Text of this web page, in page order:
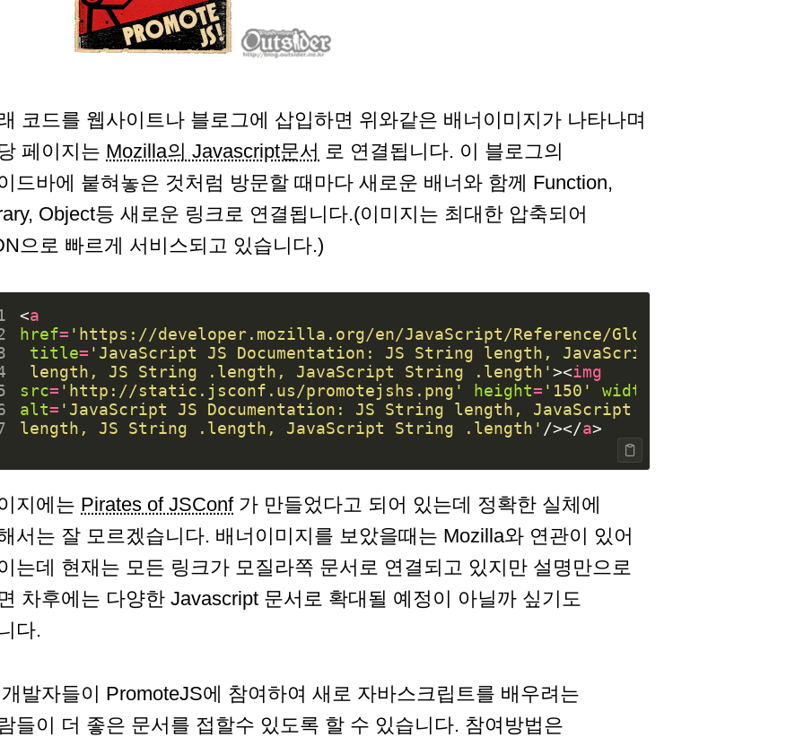
코드를 웹사이트나 블로그에 삽입하면 위와같은 배너이미지가 나타나며
페이지는 Mozilla의 Javascript문서 로 연결됩니다. 이 블로그의
드바에 붙혀놓은 것처럼 방문할 때마다 새로운 배너와 함께 Function,
Object등 새로운 링크로 연결됩니다.(이미지는 최대한 압축되어
으로 빠르게 서비스되고 있습니다.)
<a
href= 'https://developer.mozilla.org/en/JavaScript/Reference/Global_Objects/
title=
length, JS String .length, JavaScript String .length'><img
src= 'http://static.jsconf.us/promotejshs.png' height= '150' width
alt=
length, JS String .length, JavaScript String .length' /></a>
지에는 Pirates of JSConf가 만들었다고 되어 있는데 정확한 실체에
서는 잘 모르겠습니다. 배너이미지를 보았을때는 Mozilla와 연관이 있어
는데 현재는 모든 링크가 모질라쪽 문서로 연결되고 있지만 설명만으로
차후에는 다양한 Javascript 문서로 확대될 예정이 아닐까 싶기도
다.
발자들이 PromoteJS에 참여하여 새로 자바스크립트를 배우려는
들이 더 좋은 문서를 접할수 있도록 할 수 있습니다. 참여방법은